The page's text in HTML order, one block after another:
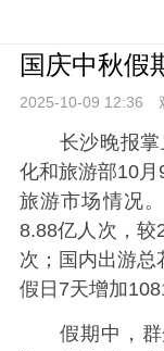
国庆中秋假
2025-10-09 12:36
长沙晚报掌
化和旅游部10
旅游市场情况
8.88亿人次，较
次；国内出游
假日7天增加
假期中，群